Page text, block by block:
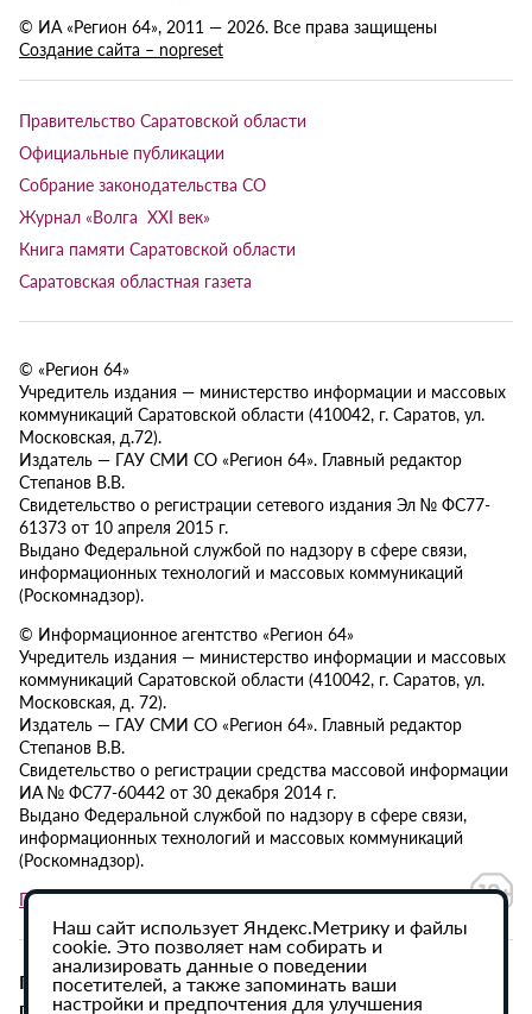
© ИА «Регион 64», 2011 — 2026. Все права защищены
Создание сайта – nopreset
Правительство Саратовской области
Официальные публикации
Собрание законодательства СО
Журнал «Волга XXI век»
Книга памяти Саратовской области
Саратовская областная газета
© «Регион 64»
Учредитель издания — министерство информации и массовых
коммуникаций Саратовской области (410042, г. Саратов, ул.
Московская, д.72).
Издатель — ГАУ СМИ СО «Регион 64». Главный редактор
Степанов В.В.
Свидетельство о регистрации сетевого издания Эл № ФС77-
61373 от 10 апреля 2015 г.
Выдано Федеральной службой по надзору в сфере связи,
информационных технологий и массовых коммуникаций
(Роскомнадзор).
© Информационное агентство «Регион 64»
Учредитель издания — министерство информации и массовых
коммуникаций Саратовской области (410042, г. Саратов, ул.
Московская, д. 72).
Издатель — ГАУ СМИ СО «Регион 64». Главный редактор
Степанов В.В.
Свидетельство о регистрации средства массовой информации
ИА № ФС77-60442 от 30 декабря 2014 г.
Выдано Федеральной службой по надзору в сфере связи,
информационных технологий и массовых коммуникаций
(Роскомнадзор).
Политика в отношении обработки персональных данных
При использовании материалов сайта активная
гиперссылка на ИА «Регион 64» обязательна.
Наш сайт использует Яндекс.Метрику и файлы
cookie. Это позволяет нам собирать и
анализировать данные о поведении
посетителей, а также запоминать ваши
настройки и предпочтения для улучшения